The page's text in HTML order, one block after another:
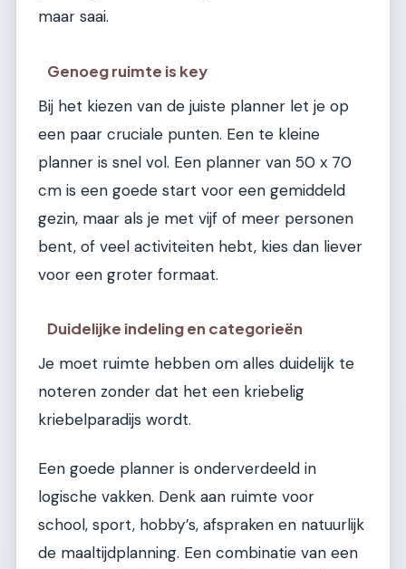
maar saai.
Genoeg ruimte is key
Bij het kiezen van de juiste planner let je op
een paar cruciale punten. Een te kleine
planner is snel vol. Een planner van 50 x 70
cm is een goede start voor een gemiddeld
gezin, maar als je met vijf of meer personen
bent, of veel activiteiten hebt, kies dan liever
voor een groter formaat.
Duidelijke indeling en categorieën
Je moet ruimte hebben om alles duidelijk te
noteren zonder dat het een kriebelig
kriebelparadijs wordt.
Een goede planner is onderverdeeld in
logische vakken. Denk aan ruimte voor
school, sport, hobby’s, afspraken en natuurlijk
de maaltijdplanning. Een combinatie van een